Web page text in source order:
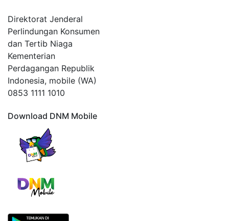
Direktorat Jenderal
Perlindungan Konsumen
dan Tertib Niaga
Kementerian
Perdagangan Republik
Indonesia, mobile (WA)
0853 1111 1010
Download DNM Mobile